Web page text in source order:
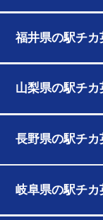
福井県の駅チ
山梨県の駅チ
長野県の駅チ
岐阜県の駅チ